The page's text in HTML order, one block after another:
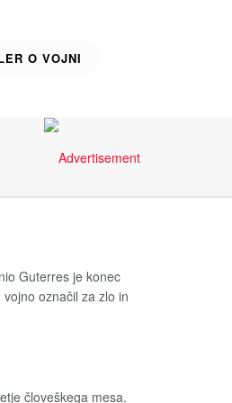
O VOJNI
Guterres je konec
označil za zlo in
človeškega mesa.